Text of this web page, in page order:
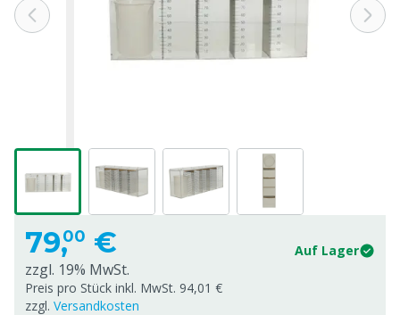
79,00 € Auf Lager
zzgl. 19% MwSt.
Preis pro Stück inkl. MwSt. 94,01 €
zzgl. Versandkosten